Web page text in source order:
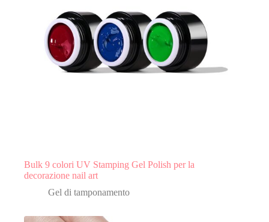
Bulk 9 colori UV Stamping Gel Polish per la
decorazione nail art
Gel di tamponamento